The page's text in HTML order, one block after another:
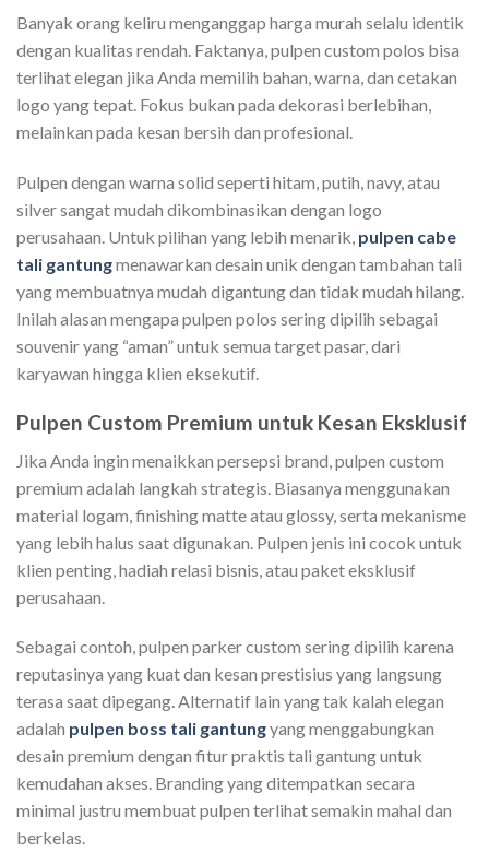
Banyak orang keliru menganggap harga murah selalu identik
dengan kualitas rendah. Faktanya, pulpen custom polos bisa
terlihat elegan jika Anda memilih bahan, warna, dan cetakan
logo yang tepat. Fokus bukan pada dekorasi berlebihan,
melainkan pada kesan bersih dan profesional.
Pulpen dengan warna solid seperti hitam, putih, navy, atau
silver sangat mudah dikombinasikan dengan logo
perusahaan. Untuk pilihan yang lebih menarik, pulpen cabe
tali gantungmenawarkan desain unik dengan tambahan tali
yang membuatnya mudah digantung dan tidak mudah hilang.
Inilah alasan mengapa pulpen polos sering dipilih sebagai
souvenir yang “aman” untuk semua target pasar, dari
karyawan hingga klien eksekutif.
Pulpen Custom Premium untuk Kesan Eksklusif
Jika Anda ingin menaikkan persepsi brand, pulpen custom
premium adalah langkah strategis. Biasanya menggunakan
material logam, finishing matte atau glossy, serta mekanisme
yang lebih halus saat digunakan. Pulpen jenis ini cocok untuk
klien penting, hadiah relasi bisnis, atau paket eksklusif
perusahaan.
Sebagai contoh, pulpen parker custom sering dipilih karena
reputasinya yang kuat dan kesan prestisius yang langsung
terasa saat dipegang. Alternatif lain yang tak kalah elegan
adalah pulpen boss tali gantungyang menggabungkan
desain premium dengan fitur praktis tali gantung untuk
kemudahan akses. Branding yang ditempatkan secara
minimal justru membuat pulpen terlihat semakin mahal dan
berkelas.